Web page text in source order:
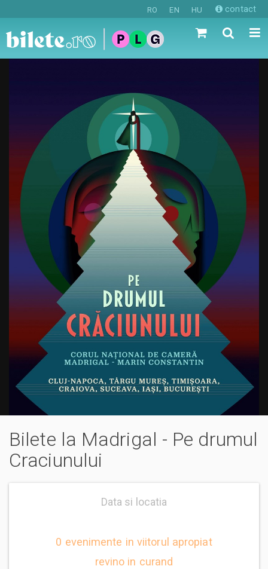
RO EN HU contact
Bilete la Madrigal - Pe drumul
Craciunului
Data si locatia
0 evenimente in viitorul apropiat
revino in curand